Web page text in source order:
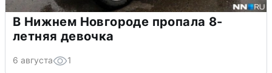
В Нижнем Новгороде пропала 8-
летняя девочка
6 августа 1